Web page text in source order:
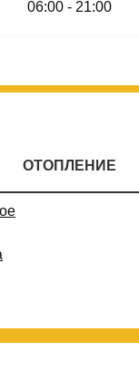
06:00 - 21:00
ОТОПЛЕНИЕ